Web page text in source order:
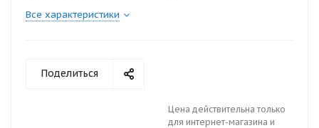
Все характеристики
Поделиться
Цена действительна только
для интернет-магазина и